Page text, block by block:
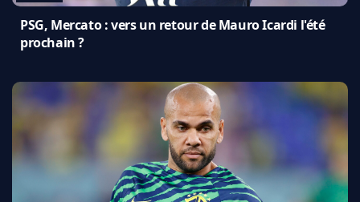
PSG, Mercato : vers un retour de Mauro Icardi l'été
prochain ?